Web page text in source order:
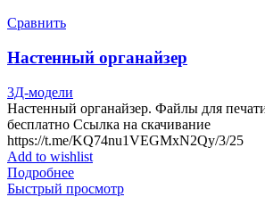
Сравнить
Настенный органайзер
3Д-модели
Настенный органайзер. Файлы для
бесплатно Ссылка на скачивание
https://t.me/KQ74nu1VEGMxN2Qy/3/25
Add to wishlist
Подробнее
Быстрый просмотр